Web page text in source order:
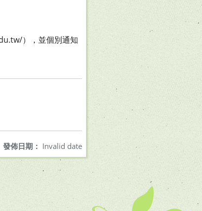
），並個別通知
發佈日期： Invalid date